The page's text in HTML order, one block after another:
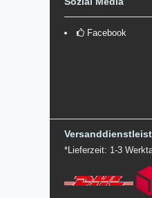
Facebook
*Lieferzeit: 1-3